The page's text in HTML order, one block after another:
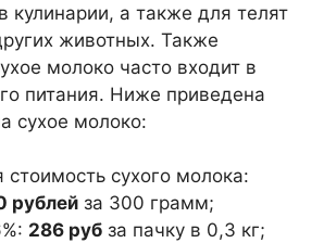
кулинарии, а также для телят
животных. Также
молоко часто входит в
питания. Ниже приведена
сухое молоко:
стоимость сухого молока:
рублей за 300 грамм;
286 руб за пачку в 0,3 кг;